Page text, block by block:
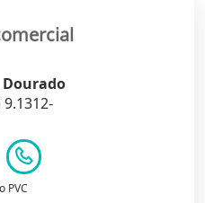
Dourado
9.1312-
PVC